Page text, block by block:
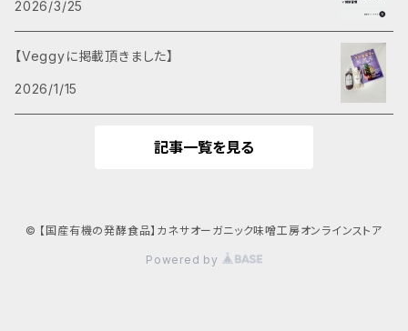
2026/3/25
【Veggyに掲載頂きました】
2026/1/15
記事一覧を見る
© 【国産有機の発酵食品】カネサオーガニック味噌工房オンラインストア
Powered by